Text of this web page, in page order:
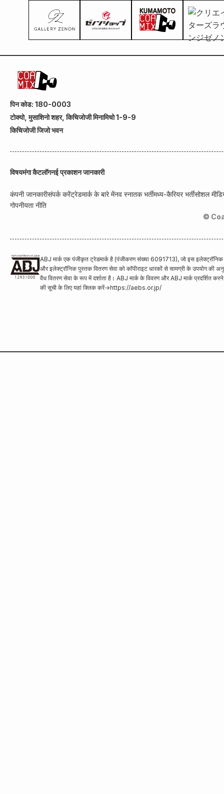
पिन कोड: 180-0003
टोक्यो, मुसाशिनो शहर, किचिजोजी मिनामिचो 1-9-9
किचिजोजी जिजो भवन
विषयमंगा कैटलॉगनई प्रकाशन जानकारी
कंपनी जानकारीसंपर्क करेंट्रेडमार्क के बारे मेंनव स्नातक भर्तीमध्य-कैरियर भर्तीसोशल
गोपनीयता नीति
©
ABJ मार्क एक पंजीकृत ट्रेडमार्क है (पंजीकरण संख्या 6091713), जो इस
और इलेक्ट्रॉनिक पुस्तक वितरण सेवा को कॉपीराइट धारकों से सामग्री के उपयोग की
वैध वितरण सेवा के रूप में दर्शाता है। ABJ मार्क के विवरण और ABJ मार्क प्रदर्शित
की सूची के लिए यहां क्लिक करें→https://aebs.or.jp/